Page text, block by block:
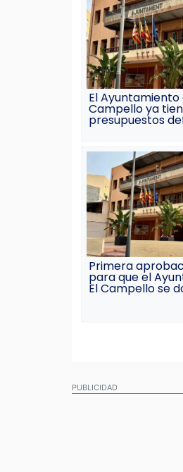
El Ayuntamiento
Campello ya
presupuestos
Primera
para que el
El Campello se
PUBLICIDAD